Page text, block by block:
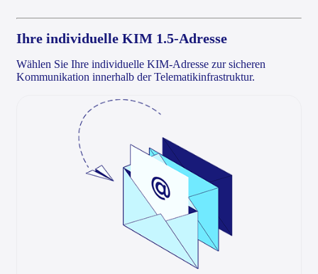
Ihre individuelle KIM 1.5-Adresse
Wählen Sie Ihre individuelle KIM-Adresse zur sicheren
Kommunikation innerhalb der Telematikinfrastruktur.